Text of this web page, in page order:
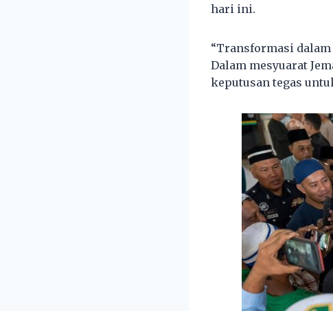
hari ini.
“Transformasi
Dalam mesyuarat
keputusan tegas